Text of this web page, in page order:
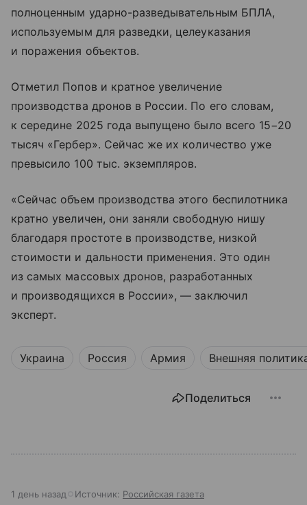
полноценным ударно-разведывательным БПЛА,
используемым для разведки, целеуказания
и поражения объектов.
Отметил Попов и кратное увеличение
производства дронов в России. По его словам,
к середине 2025 года выпущено было всего 15−20
тысяч «Гербер». Сейчас же их количество уже
превысило 100 тыс. экземпляров.
«Сейчас объем производства этого беспилотника
кратно увеличен, они заняли свободную нишу
благодаря простоте в производстве, низкой
стоимости и дальности применения. Это один
из самых массовых дронов, разработанных
и производящихся в России», — заключил
эксперт.
Украина Россия Армия Внешняя
Поделиться
1 день назад Источник: Российская газета